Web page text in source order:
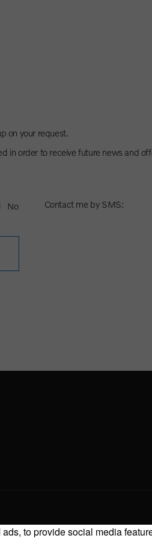
on your request.
in order to receive future news and
No Contact me by SMS:
to provide social media